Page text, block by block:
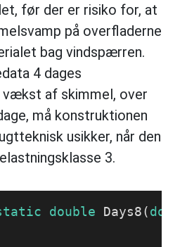
før der er risiko for, at
på overfladerne
bag vindspærren.
4 dages
af skimmel, over
må konstruktionen
usikker, når den
3.
double Days8 (